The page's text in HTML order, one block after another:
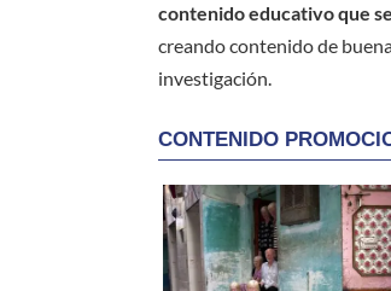
contenido educativo que
creando contenido de
investigación.